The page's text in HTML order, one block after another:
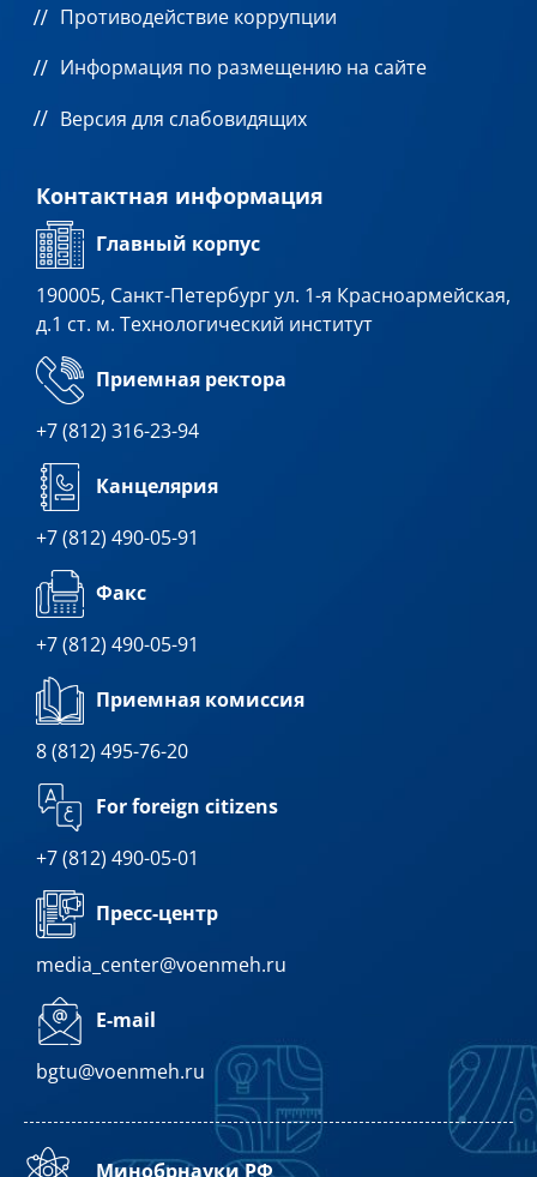
Противодействие коррупции
Информация по размещению на сайте
Версия для слабовидящих
Контактная информация
Главный корпус
190005, Санкт-Петербург ул. 1-я Красноармейская,
д.1 ст. м. Технологический институт
Приемная ректора
+7 (812) 316-23-94
Канцелярия
+7 (812) 490-05-91
Факс
+7 (812) 490-05-91
Приемная комиссия
8 (812) 495-76-20
For foreign citizens
+7 (812) 490-05-01
Пресс-центр
media_center@voenmeh.ru
E-mail
bgtu@voenmeh.ru
Минобрнауки РФ